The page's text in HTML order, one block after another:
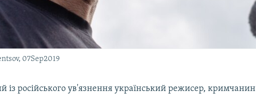
07Sep2019
із російського ув'язнення український режисер, кримчанин